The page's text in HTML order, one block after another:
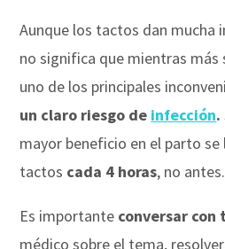
Aunque los tactos dan mucha
no significa que mientras más
uno de los principales
un claro riesgo de infección.
mayor beneficio en el parto
tactos cada 4 horas, no antes.
Es importante conversar con
médico sobre el tema,